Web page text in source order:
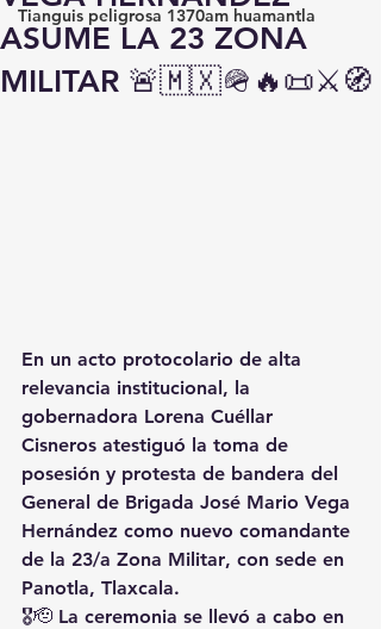
Tianguis peligrosa 1370am huamantla
ASUME LA 23 ZONA
MILITAR 🚨🇲🇽🪖🔥📜⚔️🧭
En un acto protocolario de alta
relevancia institucional, la
gobernadora Lorena Cuéllar
Cisneros atestiguó la toma de
posesión y protesta de bandera del
General de Brigada José Mario Vega
Hernández como nuevo comandante
de la 23/a Zona Militar, con sede en
Panotla, Tlaxcala.
🎖️🫡 La ceremonia se llevó a cabo en